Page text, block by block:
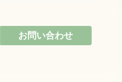
お問い合わせ